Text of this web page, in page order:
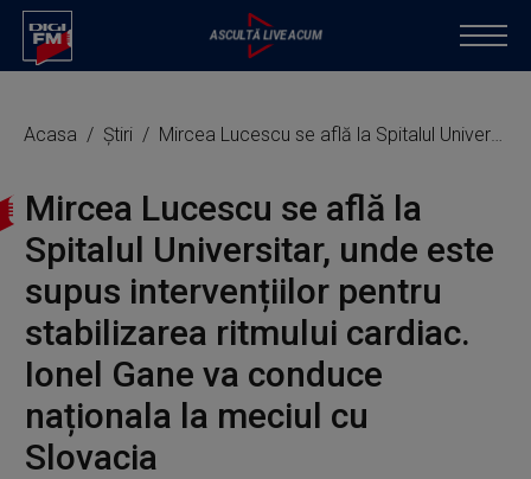
Acasa Știri Mircea Lucescu se află la Spitalul Universitar, unde este supus intervențiilor pentru stabilizarea ritmului cardiac. Ionel Gane va conduce naționala la meciul cu Slovacia
Mircea Lucescu se află la
Spitalul Universitar, unde este
supus intervențiilor pentru
stabilizarea ritmului cardiac.
Ionel Gane va conduce
naționala la meciul cu
Slovacia